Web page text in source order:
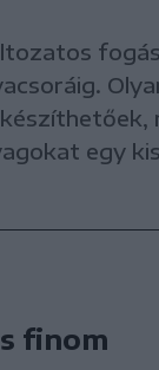
egy kis
finom